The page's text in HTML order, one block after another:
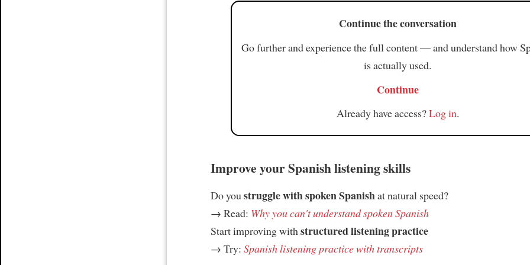
Continue the conversation
Go further and experience the full content — and understand how
is actually used.
Continue
Already have access?Log in.
Improve your Spanish listening skills
Do you struggle with spoken Spanishat natural speed?
→ Read: Why you can't understand spoken Spanish
Start improving with structured listening practice
→ Try: Spanish listening practice with transcripts